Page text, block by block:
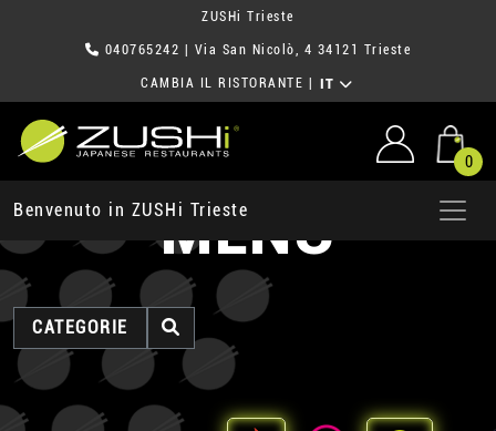
ZUSHi Trieste
040765242 | Via San Nicolò, 4 34121 Trieste
CAMBIA IL RISTORANTE IT
0
Benvenuto in ZUSHi TriesteMENU
CATEGORIE